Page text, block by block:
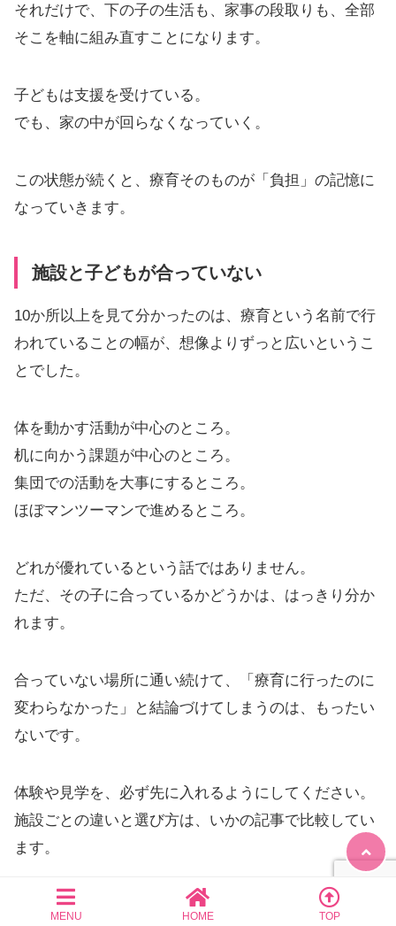
それだけで、下の子の生活も、家事の段取りも、全部
そこを軸に組み直すことになります。
子どもは支援を受けている。
でも、家の中が回らなくなっていく。
この状態が続くと、療育そのものが「負担」の記憶に
なっていきます。
施設と子どもが合っていない
10か所以上を見て分かったのは、療育という名前で行
われていることの幅が、想像よりずっと広いというこ
とでした。
体を動かす活動が中心のところ。
机に向かう課題が中心のところ。
集団での活動を大事にするところ。
ほぼマンツーマンで進めるところ。
どれが優れているという話ではありません。
ただ、その子に合っているかどうかは、はっきり分か
れます。
合っていない場所に通い続けて、「療育に行ったのに
変わらなかった」と結論づけてしまうのは、もったい
ないです。
体験や見学を、必ず先に入れるようにしてください。
施設ごとの違いと選び方は、いかの記事で比較してい
ます。
関連
【完全版】民間療育おすすめ8選！｜選び方・費用・
MENU HOME TOP